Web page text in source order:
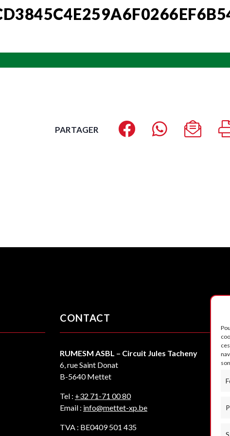
PARTAGER
CONTACT
RUMESM ASBL – Circuit Jules Tacheny
6, rue Saint Donat
B-5640 Mettet
Tel : +32 71-71 00 80
Email : info@mettet-xp.be
TVA : BE0409 501 435